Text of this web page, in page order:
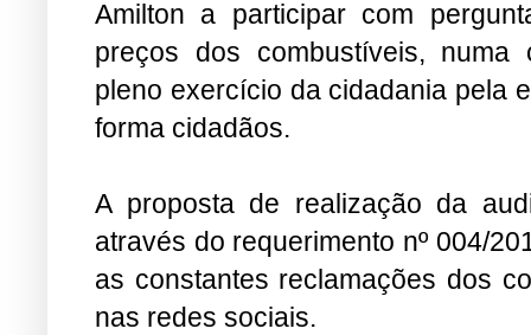
Amilton a participar com
preços dos combustíveis, numa
pleno exercício da cidadania pela
forma cidadãos.
A proposta de realização da
através do requerimento nº 004/
as constantes reclamações dos
nas redes sociais.